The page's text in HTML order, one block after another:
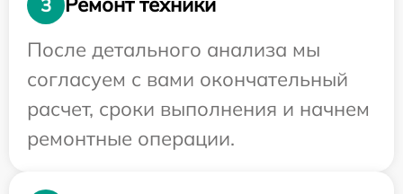
3
После детального анализа мы
согласуем с вами окончательный
расчет, сроки выполнения и начнем
ремонтные операции.